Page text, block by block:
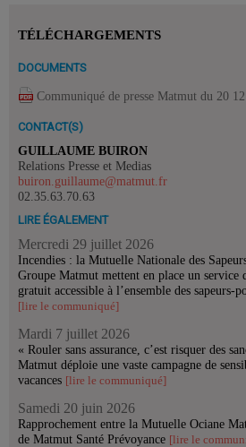
TÉLÉCHARGEMENTS
DOCUMENTS
Communiqué de presse Matmut du 20
CONTACT(S)
GUILLAUME BUIRON
Relations Presse et Medias
buiron.guillaume@matmut.fr
02.35.63.70.63
LIRE ÉGALEMENT
Mercredi 29 juillet 2026
Incendies : la Mutuelle Nationale des
Groupe Matmut mettent en place un service
gratuit accessible à l’ensemble des sapeurs-
[lire le communiqué]
Mardi 7 juillet 2026
« Rouler sans assurance, c’est risquer des
Matmut déploie une vaste campagne de
vacances [lire le communiqué]
Samedi 20 juin 2026
Rapprochement entre la Mutuelle Ociane
de Matmut Santé Prévoyance [lire le